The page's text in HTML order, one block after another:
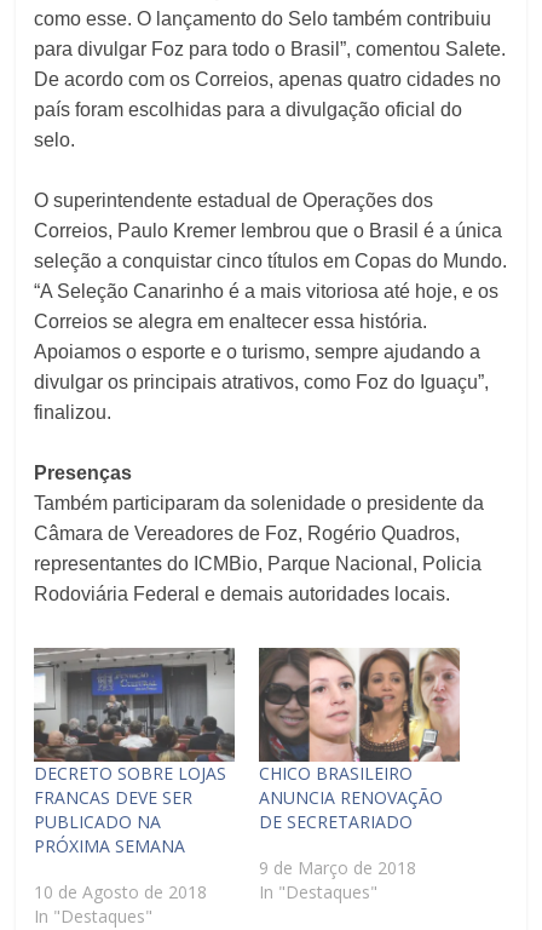
como esse. O lançamento do Selo também contribuiu
para divulgar Foz para todo o Brasil”, comentou Salete.
De acordo com os Correios, apenas quatro cidades no
país foram escolhidas para a divulgação oficial do
selo.
O superintendente estadual de Operações dos
Correios, Paulo Kremer lembrou que o Brasil é a única
seleção a conquistar cinco títulos em Copas do Mundo.
“A Seleção Canarinho é a mais vitoriosa até hoje, e os
Correios se alegra em enaltecer essa história.
Apoiamos o esporte e o turismo, sempre ajudando a
divulgar os principais atrativos, como Foz do Iguaçu”,
finalizou.
Presenças
Também participaram da solenidade o presidente da
Câmara de Vereadores de Foz, Rogério Quadros,
representantes do ICMBio, Parque Nacional, Policia
Rodoviária Federal e demais autoridades locais.
DECRETO SOBRE LOJAS
FRANCAS DEVE SER
PUBLICADO NA
PRÓXIMA SEMANA
10 de Agosto de 2018
In "Destaques"
CHICO BRASILEIRO
ANUNCIA RENOVAÇÃO
DE SECRETARIADO
9 de Março de 2018
In "Destaques"